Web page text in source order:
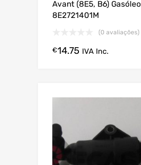
Avant (8E5, B6) Gasóleo
8E2721401M
(0 avaliações)
€14.75 IVA Inc.